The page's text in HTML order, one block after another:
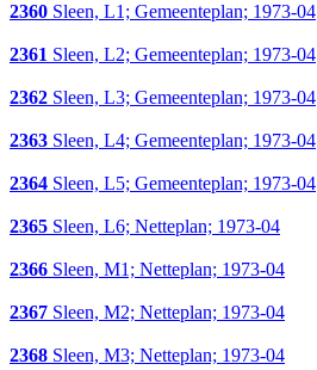
2360 Sleen, L1; Gemeenteplan; 1973-04
2361 Sleen, L2; Gemeenteplan; 1973-04
2362 Sleen, L3; Gemeenteplan; 1973-04
2363 Sleen, L4; Gemeenteplan; 1973-04
2364 Sleen, L5; Gemeenteplan; 1973-04
2365 Sleen, L6; Netteplan; 1973-04
2366 Sleen, M1; Netteplan; 1973-04
2367 Sleen, M2; Netteplan; 1973-04
2368 Sleen, M3; Netteplan; 1973-04